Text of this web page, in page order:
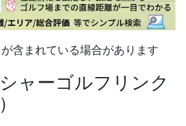
含まれている場合があります
ャーゴルフリンク